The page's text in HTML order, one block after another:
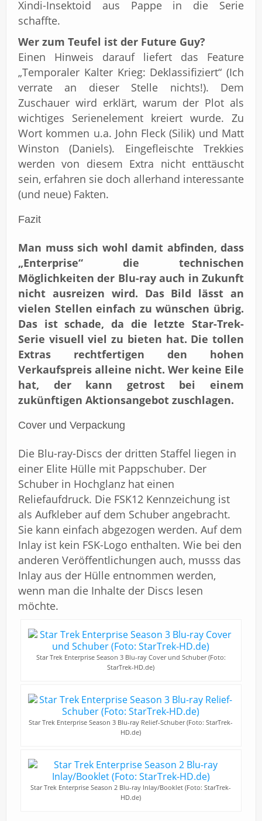
Xindi-Insektoid aus Pappe in die Serie
schaffte.
Wer zum Teufel ist der Future Guy?
Einen Hinweis darauf liefert das Feature
„Temporaler Kalter Krieg: Deklassifiziert“ (Ich
verrate an dieser Stelle nichts!). Dem
Zuschauer wird erklärt, warum der Plot als
wichtiges Serienelement kreiert wurde. Zu
Wort kommen u.a. John Fleck (Silik) und Matt
Winston (Daniels). Eingefleischte Trekkies
werden von diesem Extra nicht enttäuscht
sein, erfahren sie doch allerhand interessante
(und neue) Fakten.
Fazit
Man muss sich wohl damit abfinden, dass
„Enterprise“ die technischen
Möglichkeiten der Blu-ray auch in Zukunft
nicht ausreizen wird. Das Bild lässt an
vielen Stellen einfach zu wünschen übrig.
Das ist schade, da die letzte Star-Trek-
Serie visuell viel zu bieten hat. Die tollen
Extras rechtfertigen den hohen
Verkaufspreis alleine nicht. Wer keine Eile
hat, der kann getrost bei einem
zukünftigen Aktionsangebot zuschlagen.
Cover und Verpackung
Die Blu-ray-Discs der dritten Staffel liegen in
einer Elite Hülle mit Pappschuber. Der
Schuber in Hochglanz hat einen
Reliefaufdruck. Die FSK12 Kennzeichung ist
als Aufkleber auf dem Schuber angebracht.
Sie kann einfach abgezogen werden. Auf dem
Inlay ist kein FSK-Logo enthalten. Wie bei den
anderen Veröffentlichungen auch, musss das
Inlay aus der Hülle entnommen werden,
wenn man die Inhalte der Discs lesen
möchte.
Star Trek Enterprise Season 3 Blu-ray Cover und Schuber (Foto:
StarTrek-HD.de)
Star Trek Enterprise Season 3 Blu-ray Relief-Schuber (Foto: StarTrek-
HD.de)
Star Trek Enterprise Season 2 Blu-ray Inlay/Booklet (Foto: StarTrek-
HD.de)